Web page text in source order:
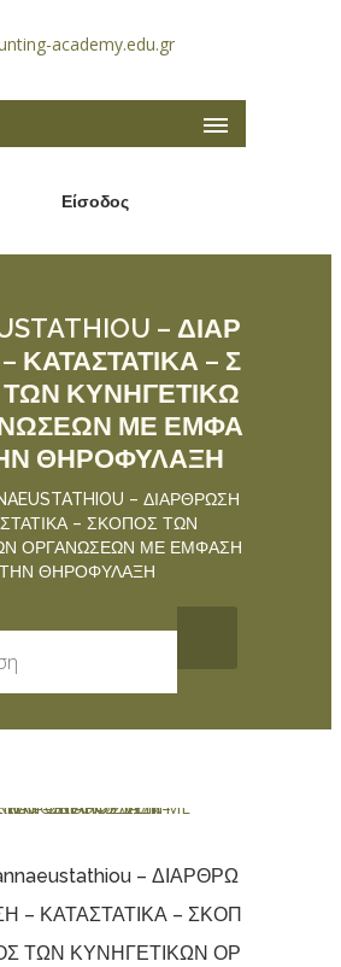
Είσοδος
– ΔΙΑΡ
ΚΑΤΑΣΤΑΤΙΚΑ – Σ
ΚΥΝΗΓΕΤΙΚΩ
ΜΕ ΕΜΦΑ
ΘΗΡΟΦΎΛΑΞΗ
– ΔΙΑΡΘΡΩΣΗ
– ΣΚΟΠΟΣ ΤΩΝ
ΟΡΓΑΝΩΣΕΩΝ ΜΕ ΕΜΦΑΣΗ
ΘΗΡΟΦΎΛΑΞΗ
– ΔΙΑΡΘΡΩ
– ΚΑΤΑΣΤΑΤΙΚΑ – ΣΚΟΠ
ΤΩΝ ΚΥΝΗΓΕΤΙΚΩΝ ΟΡ